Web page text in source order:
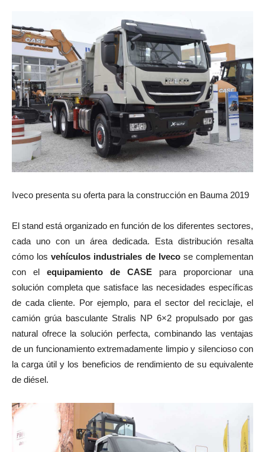
Iveco presenta su oferta para la construcción en Bauma 2019
El stand está organizado en función de los diferentes sectores,
cada uno con un área dedicada. Esta distribución resalta
cómo losvehículos industriales de Ivecose complementan
con el equipamiento de CASE para proporcionar una
solución completa que satisface las necesidades específicas
de cada cliente. Por ejemplo, para el sector del reciclaje, el
camión grúa basculante Stralis NP 6×2 propulsado por gas
natural ofrece la solución perfecta, combinando las ventajas
de un funcionamiento extremadamente limpio y silencioso con
la carga útil y los beneficios de rendimiento de su equivalente
de diésel.